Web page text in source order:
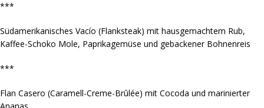
***
Südamerikanisches Vacío (Flanksteak) mit hausgemachtem Rub,
Kaffee-Schoko Mole, Paprikagemüse und gebackener Bohnenreis
***
Flan Casero (Caramell-Creme-Brûlée) mit Cocoda und marinierter